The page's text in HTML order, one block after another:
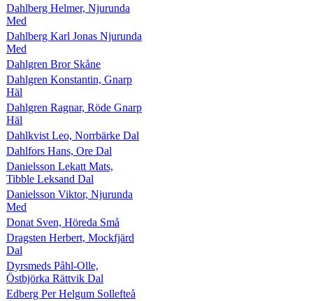
Dahlberg Helmer, Njurunda
Med
Dahlberg Karl Jonas Njurunda
Med
Dahlgren Bror Skåne
Dahlgren Konstantin, Gnarp
Häl
Dahlgren Ragnar, Röde Gnarp
Häl
Dahlkvist Leo, Norrbärke Dal
Dahlfors Hans, Ore Dal
Danielsson Lekatt Mats,
Tibble Leksand Dal
Danielsson Viktor, Njurunda
Med
Donat Sven, Höreda Små
Dragsten Herbert, Mockfjärd
Dal
Dyrsmeds Påhl-Olle,
Östbjörka Rättvik Dal
Edberg Per Helgum Sollefteå